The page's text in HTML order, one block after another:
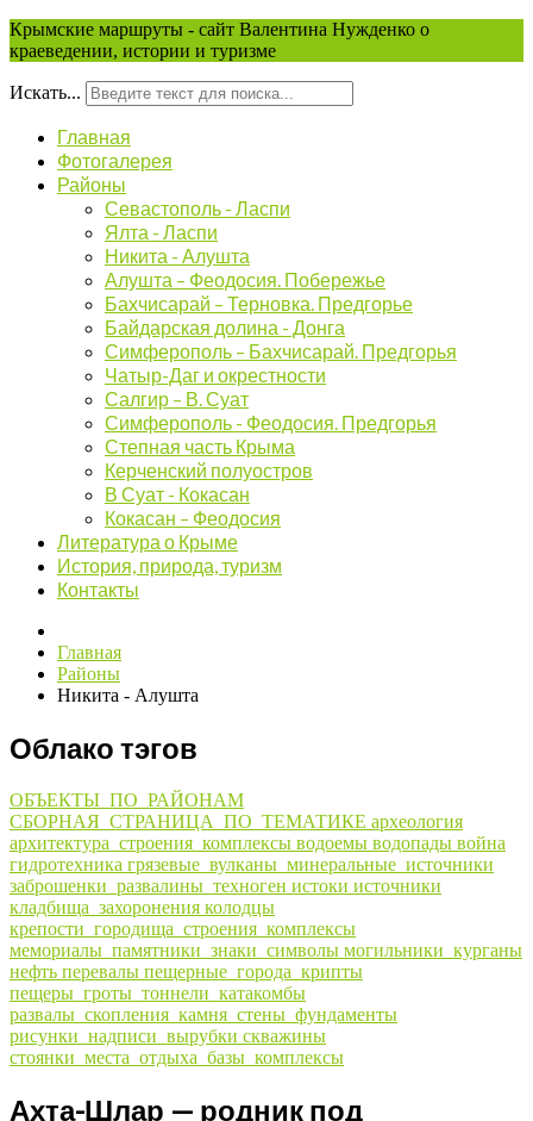
Крымские маршруты - сайт Валентина Нужденко о
краеведении, истории и туризме
Искать...
Главная
Фотогалерея
Районы
Севастополь - Ласпи
Ялта - Ласпи
Никита - Алушта
Алушта – Феодосия. Побережье
Бахчисарай – Терновка. Предгорье
Байдарская долина - Донга
Симферополь – Бахчисарай. Предгорья
Чатыр-Даг и окрестности
Салгир – В. Суат
Симферополь - Феодосия. Предгорья
Степная часть Крыма
Керченский полуостров
В Суат - Кокасан
Кокасан – Феодосия
Литература о Крыме
История, природа, туризм
Контакты
Главная
Районы
Никита - Алушта
Облако тэгов
ОБЪЕКТЫ_ПО_РАЙОНАМ
СБОРНАЯ_СТРАНИЦА_ПО_ТЕМАТИКЕ археология
архитектура_строения_комплексы водоемы водопады война
гидротехника грязевые_вулканы_минеральные_источники
заброшенки_развалины_техноген истоки источники
кладбища_захоронения колодцы
крепости_городища_строения_комплексы
мемориалы_памятники_знаки_символы могильники_курганы
нефть перевалы пещерные_города_крипты
пещеры_гроты_тоннели_катакомбы
развалы_скопления_камня_стены_фундаменты
рисунки_надписи_вырубки скважины
стоянки_места_отдыха_базы_комплексы
Ахта-Шлар — родник под